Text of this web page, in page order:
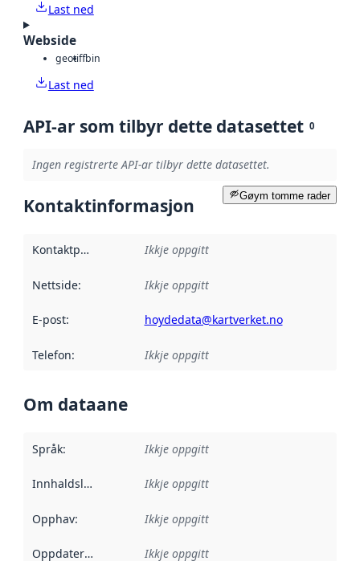
Last ned
Webside
geotiffbin
Last ned
API-ar som tilbyr dette datasettet 0
Ingen registrerte API-ar tilbyr dette datasettet.
Gøym tomme rader
Kontaktinformasjon
Kontaktpunkt Ikkje oppgitt
Nettside: Ikkje oppgitt
E-post: hoydedata@kartverket.no
Telefon: Ikkje oppgitt
Om dataane
Språk: Ikkje oppgitt
Innhaldsleverandørar :
Ikkje oppgitt
Opphav: Ikkje oppgitt
Oppdateringsfrekvens :
Ikkje oppgitt